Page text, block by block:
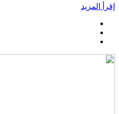
إقرأ المزيد